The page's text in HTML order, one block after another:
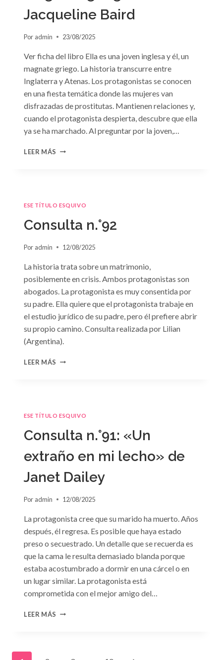
Jacqueline Baird
Por admin 23/08/2025
Ver ficha del libro Ella es una joven inglesa y él, un
magnate griego. La historia transcurre entre
Inglaterra y Atenas. Los protagonistas se conocen
en una fiesta temática donde las mujeres van
disfrazadas de prostitutas. Mantienen relaciones y,
cuando el protagonista despierta, descubre que ella
ya se ha marchado. Al preguntar por la joven,…
LEER MÁS CONSULTA
MAGNATE
GRIEGO»
DE
BAIRD
ESE TÍTULO ESQUIVO
Consulta n.°92
Por admin 12/08/2025
La historia trata sobre un matrimonio,
posiblemente en crisis. Ambos protagonistas son
abogados. La protagonista es muy consentida por
su padre. Ella quiere que el protagonista trabaje en
el estudio jurídico de su padre, pero él prefiere abrir
su propio camino. Consulta realizada por Lilian
(Argentina).
LEER MÁS CONSULTA
ESE TÍTULO ESQUIVO
Consulta n.°91: «Un
extraño en mi lecho» de
Janet Dailey
Por admin 12/08/2025
La protagonista cree que su marido ha muerto. Años
después, él regresa. Es posible que haya estado
preso o secuestrado. Un detalle que se recuerda es
que la cama le resulta demasiado blanda porque
estaba acostumbrado a dormir en una cárcel o en
un lugar similar. La protagonista está
comprometida con el mejor amigo del…
LEER MÁS CONSULTA